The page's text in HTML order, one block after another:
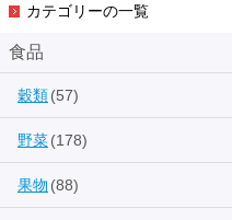
カテゴリーの一覧
食品
穀類(57)
野菜(178)
果物 (88)